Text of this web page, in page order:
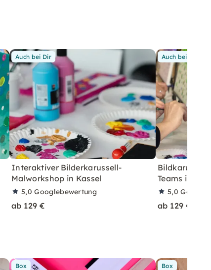
Auch bei Dir
Interaktiver Bilderkarussell-
Malworkshop in Kassel
5,0Googlebewertung
ab 129 €
Auch bei Dir
Teams in
5,0
ab 129 €
Box Box